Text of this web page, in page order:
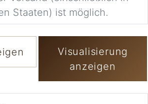
Staaten) ist möglich.
Visualisierung
anzeigen